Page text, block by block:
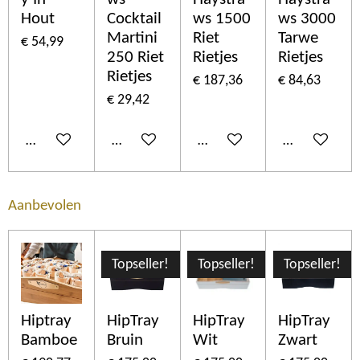
Hout
€ 54,99
In winkelwagen
Cocktail
Martini
250 Riet
Rietjes
€ 29,42
In winkelwagen
ws 1500
Riet
Rietjes
€ 187,36
In winkelwagen
ws 3000
Tarwe
Rietjes
€ 84,63
In
Aanbevolen
Hiptray
Bamboe
Topseller!
HipTray
Bruin
Topseller!
HipTray
Wit
Topseller!
HipTray
Zwart